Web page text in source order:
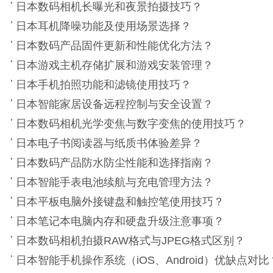
日本数码相机长曝光和夜景拍摄技巧？
日本耳机降噪功能及使用场景选择？
日本数码产品固件更新和性能优化方法？
日本游戏主机存储扩展和游戏安装管理？
日本手机拍照功能和滤镜使用技巧？
日本智能家居设备远程控制与安全设置？
日本数码相机光学变焦与数字变焦的使用技巧？
日本电子书阅读器与纸质书体验差异？
日本数码产品防水防尘性能和选择指南？
日本智能手表电池续航与充电管理方法？
日本平板电脑外接键盘和触控笔使用技巧？
日本笔记本电脑内存和硬盘升级注意事项？
日本数码相机拍摄RAW格式与JPEG格式区别？
日本智能手机操作系统（iOS、Android）优缺点对比